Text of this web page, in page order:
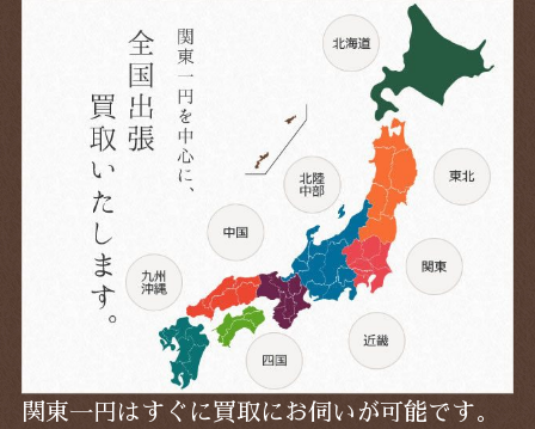
関東一円はすぐに買取にお伺いが可能です。